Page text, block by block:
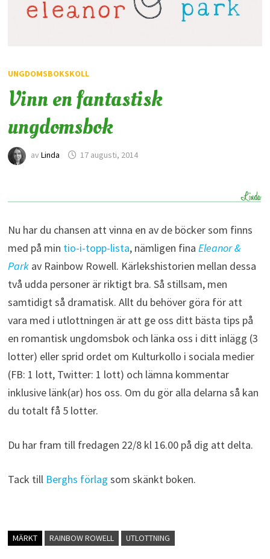
UNGDOMSBOKSKOLL
Vinn en fantastisk
ungdomsbok
av Linda 17 augusti, 2014
Nu har du chansen att vinna en av de böcker som finns
med på min tio-i-topp-lista, nämligen fina Eleanor &
Park av Rainbow Rowell. Kärlekshistorien mellan dessa
två udda personer är riktigt bra. Så stillsam, men
samtidigt så dramatisk. Allt du behöver göra för att
vara med i utlottningen är att ge oss ditt bästa tips på
en romantisk ungdomsbok och länka oss i ditt inlägg (3
lotter) eller sprid ordet om Kulturkollo i sociala medier
(FB: 1 lott, Twitter: 1 lott) och lämna kommentar
inklusive länk(ar) hos oss. Om du gör alla delarna så kan
du totalt få 5 lotter.
Du har fram till fredagen 22/8 kl 16.00 på dig att delta.
Tack till Berghs förlag som skänkt boken.
MÄRKT RAINBOW ROWELL UTLOTTNING